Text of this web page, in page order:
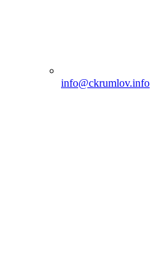
info@ckrumlov.info